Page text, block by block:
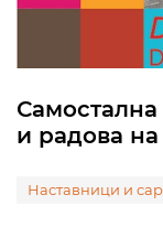
и радова
Наставници и